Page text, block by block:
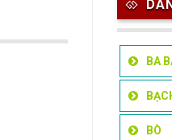
BA
BÒ